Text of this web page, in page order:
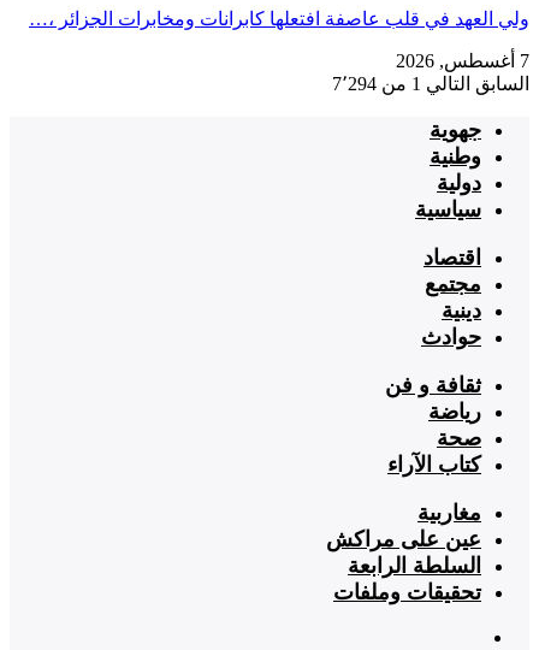
ولي العهد في قلب عاصفة افتعلها كابرانات ومخابرات الجزائر ،…
7 أغسطس, 2026
السابق التالي 1 من 7٬294
جهوية
وطنية
دولية
سياسية
اقتصاد
مجتمع
دينية
حوادث
ثقافة و فن
رياضة
صحة
كتاب الآراء
مغاربية
عين على مراكش
السلطة الرابعة
تحقيقات وملفات